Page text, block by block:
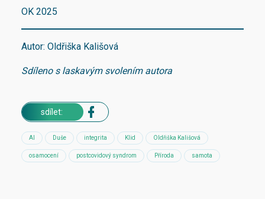
OK 2025
Autor: Oldřiška Kališová
Sdíleno s laskavým svolením autora
sdílet:
AI Duše integrita Klid Oldřiška Kališová
osamocení postcovidový syndrom Příroda samota